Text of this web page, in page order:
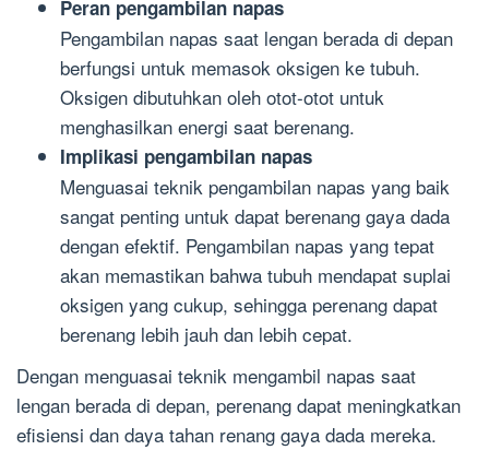
Peran pengambilan napas
Pengambilan napas saat lengan berada di depan
berfungsi untuk memasok oksigen ke tubuh.
Oksigen dibutuhkan oleh otot-otot untuk
menghasilkan energi saat berenang.
Implikasi pengambilan napas
Menguasai teknik pengambilan napas yang baik
sangat penting untuk dapat berenang gaya dada
dengan efektif. Pengambilan napas yang tepat
akan memastikan bahwa tubuh mendapat suplai
oksigen yang cukup, sehingga perenang dapat
berenang lebih jauh dan lebih cepat.
Dengan menguasai teknik mengambil napas saat
lengan berada di depan, perenang dapat meningkatkan
efisiensi dan daya tahan renang gaya dada mereka.